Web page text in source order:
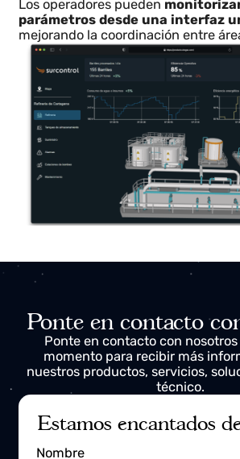
desde un único panel
Integra todos los datos de la
caudales, temperaturas y
un entorno visual que refleja el
componente.
Los operadores pueden
parámetros desde una
mejorando la coordinación entre
Ponte en contacto
Ponte en contacto con